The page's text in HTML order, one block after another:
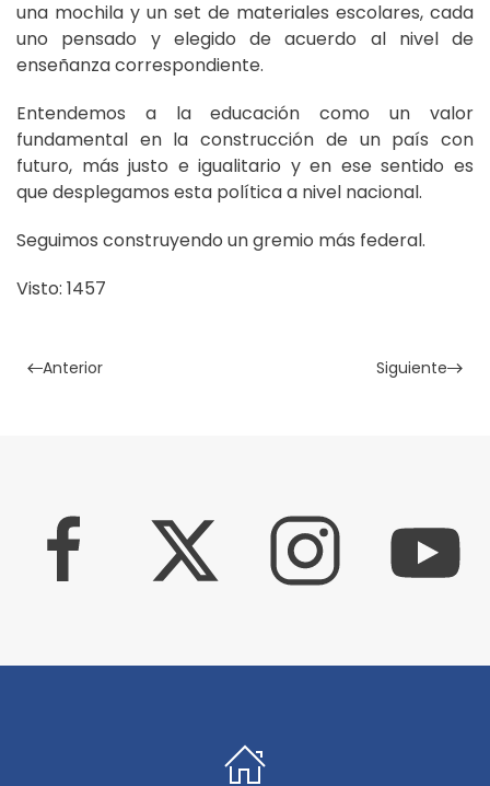
una mochila y un set de materiales escolares, cada
uno pensado y elegido de acuerdo al nivel de
enseñanza correspondiente.
Entendemos a la educación como un valor
fundamental en la construcción de un país con
futuro, más justo e igualitario y en ese sentido es
que desplegamos esta política a nivel nacional.
Seguimos construyendo un gremio más federal.
Visto: 1457
Anterior Siguiente